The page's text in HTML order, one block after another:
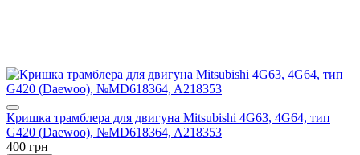
Кришка трамблера для двигуна Mitsubishi 4G63, 4G64, тип
G420 (Daewoo), №MD618364, A218353
400 грн